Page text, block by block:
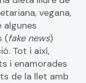
vegana,
algunes
(fake news)
Tot i així,
i enamorades
de la llet amb